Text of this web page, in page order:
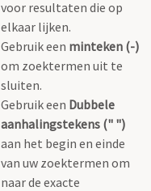
voor resultaten die op
elkaar lijken.
Gebruik een minteken (-)
om zoektermen uit te
sluiten.
Gebruik een Dubbele
aanhalingstekens (" ")
aan het begin en einde
van uw zoektermen om
naar de exacte